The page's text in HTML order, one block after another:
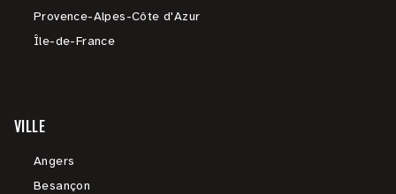
Provence-Alpes-Côte d'Azur
Île-de-France
VILLE
Angers
Besançon